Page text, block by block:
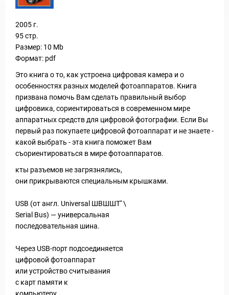
и Туры
2005 г.
95 стр.
Размер: 10 Mb
Формат: pdf
Это книга о то, как устроена цифровая камера и о
особенностях разных моделей фотоаппаратов. Книга
призвана помочь Вам сделать правильный выбор
цифровика, сориентироваться в современном мире
аппаратных средств для цифровой фотографии. Если Вы
первый раз покупаете цифровой фотоаппарат и не знаете -
какой выбрать - эта книга поможет Вам
съориентироваться в мире фотоаппаратов.
кты разъемов не загрязнялись,
они прикрываются специальным крышками.
USB (от англ. Universal ШВШШТ'' \
Serial Bus) — универсальная
последовательная шина.
Через USB-порт подсоединяется
цифровой фотоаппарат
или устройство считывания
с карт памяти к